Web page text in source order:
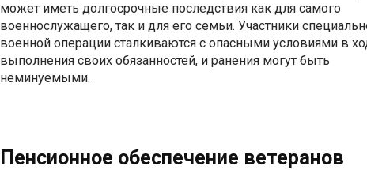
может иметь долгосрочные последствия как для самого
военнослужащего, так и для его семьи. Участники
военной операции сталкиваются с опасными условиями в
выполнения своих обязанностей, и ранения могут быть
неминуемыми.
Пенсионное обеспечение ветеранов